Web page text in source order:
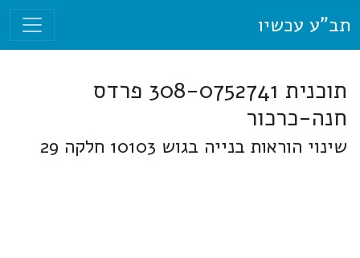
תב"ע עכשיו
תוכנית 308-0752741 פרדס
חנה-כרכור
שינוי הוראות בנייה בגוש 10103 חלקה 29